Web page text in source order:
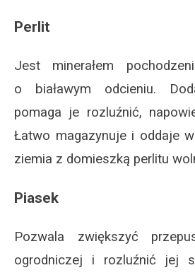
Perlit
Jest minerałem
o białawym odcieniu.
pomaga je rozluźnić,
Łatwo magazynuje i oddaje
ziemia z domieszką perlitu
Piasek
Pozwala zwiększyć
ogrodniczej i rozluźnić jej